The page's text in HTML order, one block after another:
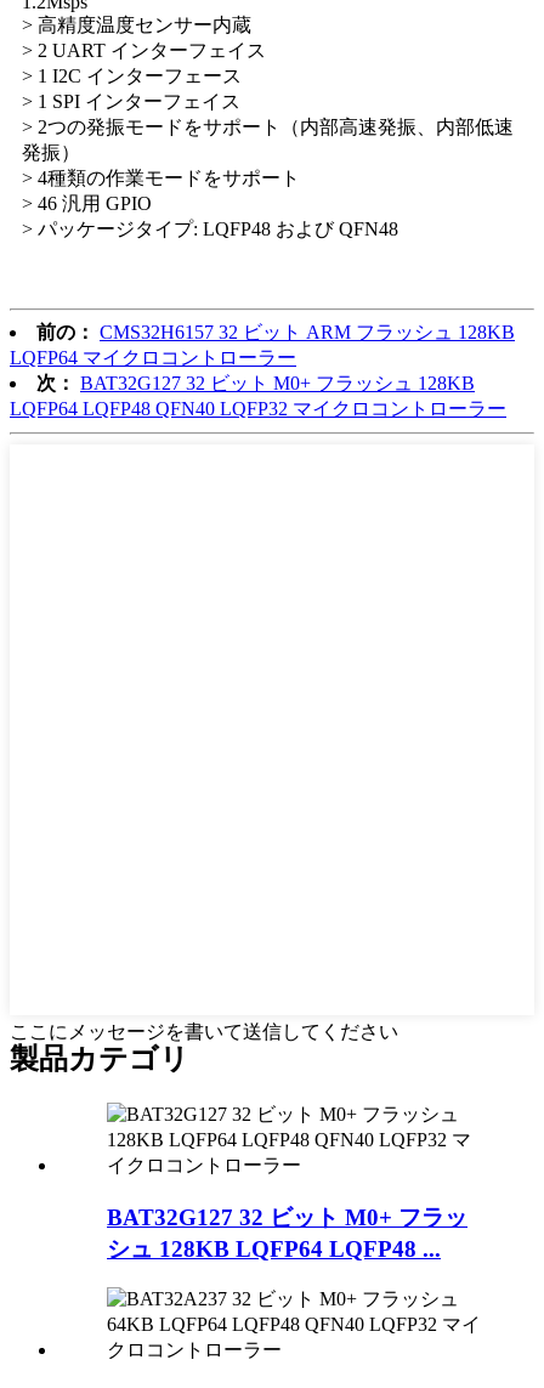
> 高精度温度センサー内蔵
> 2 UART インターフェイス
> 1 I2C インターフェース
> 1 SPI インターフェイス
> 2つの発振モードをサポート（内部高速発振、内部低速
発振）
> 4種類の作業モードをサポート
> 46 汎用 GPIO
> パッケージタイプ: LQFP48 および QFN48
前の： CMS32H6157 32 ビット ARM フラッシュ 128KB
LQFP64 マイクロコントローラー
次： BAT32G127 32 ビット M0+ フラッシュ 128KB
LQFP64 LQFP48 QFN40 LQFP32 マイクロコントローラー
ここにメッセージを書いて送信してください
製品カテゴリ
BAT32G127 32 ビット M0+ フラッ
シュ 128KB LQFP64 LQFP48 ...